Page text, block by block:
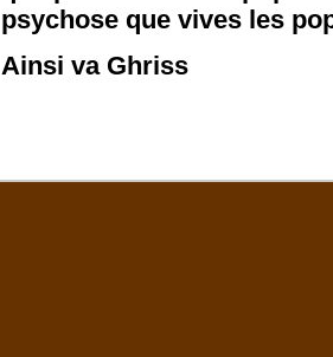
psychose que vives les
Ainsi va Ghriss